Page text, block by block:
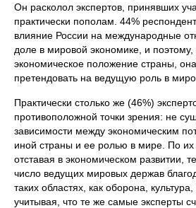
Он расколол экспертов, принявших
практически пополам. 44%
влияние России на международные
доле в мировой экономике, и
экономическое положение страны,
претендовать на ведущую роль в
Практически столько же (46%)
противоположной точки зрения: не
зависимости между экономическим
иной страны и ее ролью в мире. По их
отставая в экономическом развитии,
число ведущих мировых держав
таких областях, как оборона,
учитывая, что те же самые эксперты